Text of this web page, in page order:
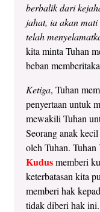
berbalik dari
jahat, ia akan
telah
kita minta Tuhan
beban
Ketiga, Tuhan
penyertaan untuk
mewakili Tuhan
Seorang anak
oleh Tuhan.
Kudusmemberi
keterbatasan kita
memberi hak
tidak diberi hak